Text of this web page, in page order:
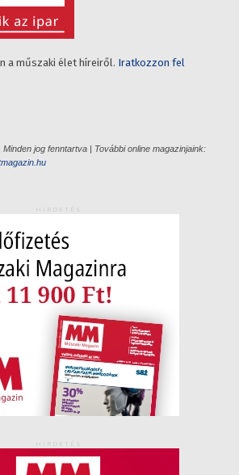
a műszaki élet híreiről. Iratkozzon fel
jog fenntartva | További online magazinjaink:
HIRDETÉS
HIRDETÉS